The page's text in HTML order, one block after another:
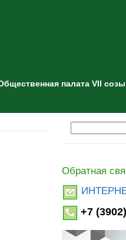
палата VII
Обратная
+7